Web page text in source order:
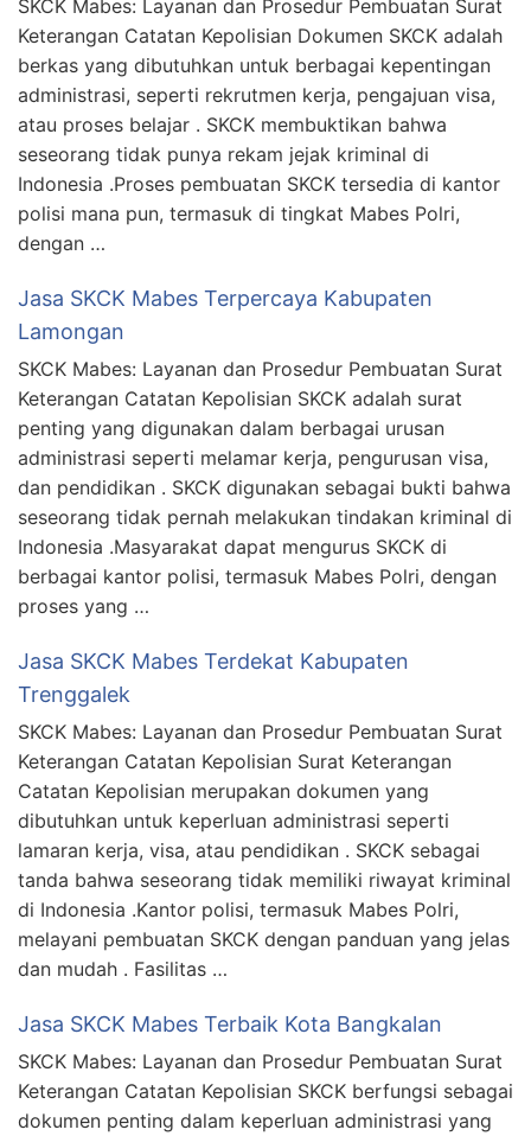
SKCK Mabes: Layanan dan Prosedur Pembuatan Surat
Keterangan Catatan Kepolisian Dokumen SKCK adalah
berkas yang dibutuhkan untuk berbagai kepentingan
administrasi, seperti rekrutmen kerja, pengajuan visa,
atau proses belajar . SKCK membuktikan bahwa
seseorang tidak punya rekam jejak kriminal di
Indonesia .Proses pembuatan SKCK tersedia di kantor
polisi mana pun, termasuk di tingkat Mabes Polri,
dengan …
Jasa SKCK Mabes Terpercaya Kabupaten
Lamongan
SKCK Mabes: Layanan dan Prosedur Pembuatan Surat
Keterangan Catatan Kepolisian SKCK adalah surat
penting yang digunakan dalam berbagai urusan
administrasi seperti melamar kerja, pengurusan visa,
dan pendidikan . SKCK digunakan sebagai bukti bahwa
seseorang tidak pernah melakukan tindakan kriminal di
Indonesia .Masyarakat dapat mengurus SKCK di
berbagai kantor polisi, termasuk Mabes Polri, dengan
proses yang …
Jasa SKCK Mabes Terdekat Kabupaten
Trenggalek
SKCK Mabes: Layanan dan Prosedur Pembuatan Surat
Keterangan Catatan Kepolisian Surat Keterangan
Catatan Kepolisian merupakan dokumen yang
dibutuhkan untuk keperluan administrasi seperti
lamaran kerja, visa, atau pendidikan . SKCK sebagai
tanda bahwa seseorang tidak memiliki riwayat kriminal
di Indonesia .Kantor polisi, termasuk Mabes Polri,
melayani pembuatan SKCK dengan panduan yang jelas
dan mudah . Fasilitas …
Jasa SKCK Mabes Terbaik Kota Bangkalan
SKCK Mabes: Layanan dan Prosedur Pembuatan Surat
Keterangan Catatan Kepolisian SKCK berfungsi sebagai
dokumen penting dalam keperluan administrasi yang